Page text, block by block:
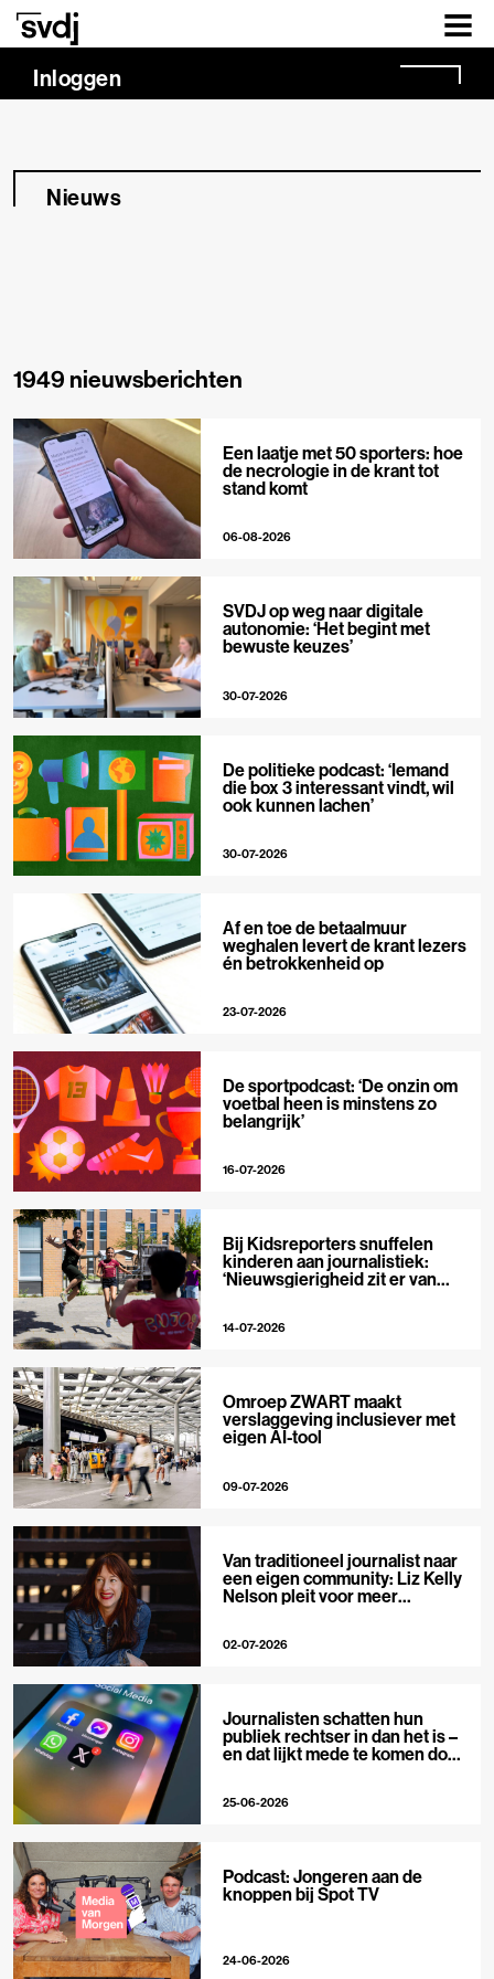
Naar hoofdinhoud
Inloggen
Nieuws
1949 nieuwsberichten
Een laatje met 50 sporters: hoe
de necrologie in de krant tot
stand komt
06-08-2026
SVDJ op weg naar digitale
autonomie: ‘Het begint met
bewuste keuzes’
30-07-2026
De politieke podcast: ‘Iemand
die box 3 interessant vindt, wil
ook kunnen lachen’
30-07-2026
Af en toe de betaalmuur
weghalen levert de krant lezers
én betrokkenheid op
23-07-2026
De sportpodcast: ‘De onzin om
voetbal heen is minstens zo
belangrijk’
16-07-2026
Bij Kidsreporters snuffelen
kinderen aan journalistiek:
‘Nieuwsgierigheid zit er van
14-07-2026
Omroep ZWART maakt
verslaggeving inclusiever met
eigen AI-tool
09-07-2026
Van traditioneel journalist naar
een eigen community: Liz Kelly
Nelson pleit voor meer
02-07-2026
Journalisten schatten hun
publiek rechtser in dan het is –
en dat lijkt mede te komen door
25-06-2026
Podcast: Jongeren aan de
knoppen bij Spot TV
24-06-2026